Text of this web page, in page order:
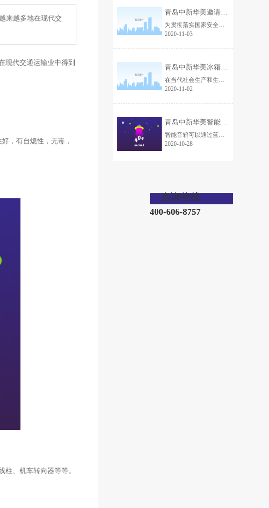
来越多地在现代交
现代交通运输业中得到
，有自熄性，无毒，
、机车转向器等等。
青岛中新华美邀请市安全生产专家为企业安全生产“会诊”
为贯彻落实国家安全生产专项整治三年行动，进一步强化企业安全生产管理，夯实安全生产基础。10月31日，青岛中新华美塑料有限公司特聘请青岛市安全生产专家陈增礼陈老师，现场诊断，为我们企业安全生产问诊把脉。
2020-11-03
青岛中新华美冰箱内部接线盒专用材料，为安全护航！
在当代社会生产和生活当中，接线盒是现有电力设备和家庭装修中常用的电力链接辅助装置，起到保护内部电气件和链接电线的作用。接线盒在冰箱上应用普遍，接线盒使用材料的性能及使用寿命关乎着接线盒本身的质量，所以接线盒材料一直受到冰箱厂商的关注。冰箱接线盒使用什么材料好呢，这里为您推荐青岛中新华美无卤阻燃pp接线盒专用材料。
2020-11-02
青岛中新华美智能音箱外壳专用材料上线，音你而来！
智能音箱可以通过蓝牙、wifi等方式和手机进行链接，从而进行控制，同时，用户可以通过说话来和智能音箱实现互动。也正是因为这样的思考，青岛中新华美通过技术创新，在材料上钻研，研发出智能音箱外壳专用材料，助力ai公司、智能家居厂商及音频厂商改善智能音箱的音质。
2020-10-28
咨询热线
400-606-8757